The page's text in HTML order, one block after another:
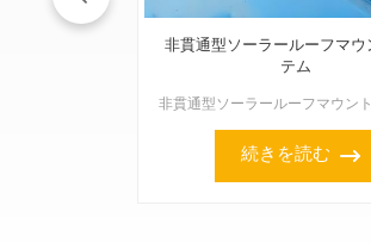
非貫通型ソーラールーフマウ
テム
続きを読む